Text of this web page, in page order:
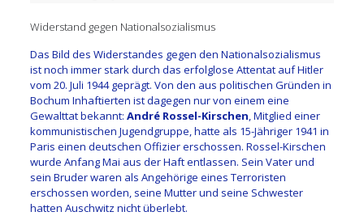
Widerstand gegen Nationalsozialismus
Das Bild des Widerstandes gegen den Nationalsozialismus
ist noch immer stark durch das erfolglose Attentat auf Hitler
vom 20. Juli 1944 geprägt. Von den aus politischen Gründen in
Bochum Inhaftierten ist dagegen nur von einem eine
Gewalttat bekannt: André Rossel-Kirschen , Mitglied einer
kommunistischen Jugendgruppe, hatte als 15-Jähriger 1941 in
Paris einen deutschen Offizier erschossen. Rossel-Kirschen
wurde Anfang Mai aus der Haft entlassen. Sein Vater und
sein Bruder waren als Angehörige eines Terroristen
erschossen worden, seine Mutter und seine Schwester
hatten Auschwitz nicht überlebt.